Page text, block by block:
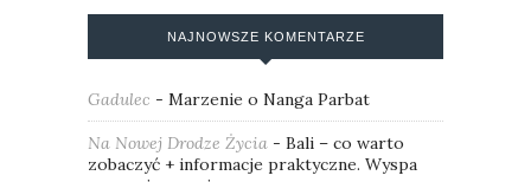
NAJNOWSZE KOMENTARZE
Gadulec - Marzenie o Nanga Parbat
Na Nowej Drodze Życia - Bali – co warto
zobaczyć + informacje praktyczne. Wyspa